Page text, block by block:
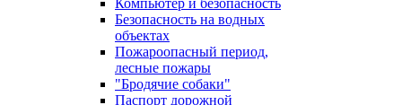
Компьютер и безопасность
Безопасность на водных
объектах
Пожароопасный период,
лесные пожары
"Бродячие собаки"
Паспорт дорожной